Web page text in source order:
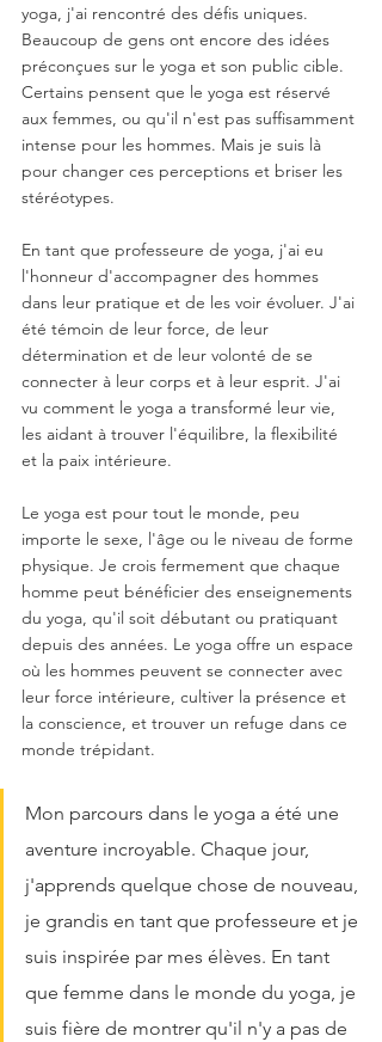
yoga, j'ai rencontré des défis uniques.
Beaucoup de gens ont encore des idées
préconçues sur le yoga et son public cible.
Certains pensent que le yoga est réservé
aux femmes, ou qu'il n'est pas suffisamment
intense pour les hommes. Mais je suis là
pour changer ces perceptions et briser les
stéréotypes.
En tant que professeure de yoga, j'ai eu
l'honneur d'accompagner des hommes
dans leur pratique et de les voir évoluer. J'ai
été témoin de leur force, de leur
détermination et de leur volonté de se
connecter à leur corps et à leur esprit. J'ai
vu comment le yoga a transformé leur vie,
les aidant à trouver l'équilibre, la flexibilité
et la paix intérieure.
Le yoga est pour tout le monde, peu
importe le sexe, l'âge ou le niveau de forme
physique. Je crois fermement que chaque
homme peut bénéficier des enseignements
du yoga, qu'il soit débutant ou pratiquant
depuis des années. Le yoga offre un espace
où les hommes peuvent se connecter avec
leur force intérieure, cultiver la présence et
la conscience, et trouver un refuge dans ce
monde trépidant.
Mon parcours dans le yoga a été une
aventure incroyable. Chaque jour,
j'apprends quelque chose de nouveau,
je grandis en tant que professeure et je
suis inspirée par mes élèves. En tant
que femme dans le monde du yoga, je
suis fière de montrer qu'il n'y a pas de